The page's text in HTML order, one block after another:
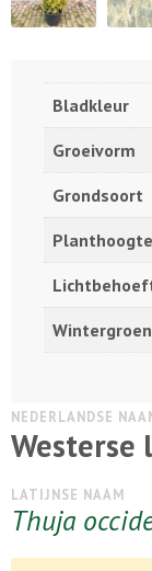
Bladkleur
Groeivorm
Grondsoort
Planthoogte
Wintergroen
NEDERLANDSE
Westerse
LATIJNSE NAAM
Thuja